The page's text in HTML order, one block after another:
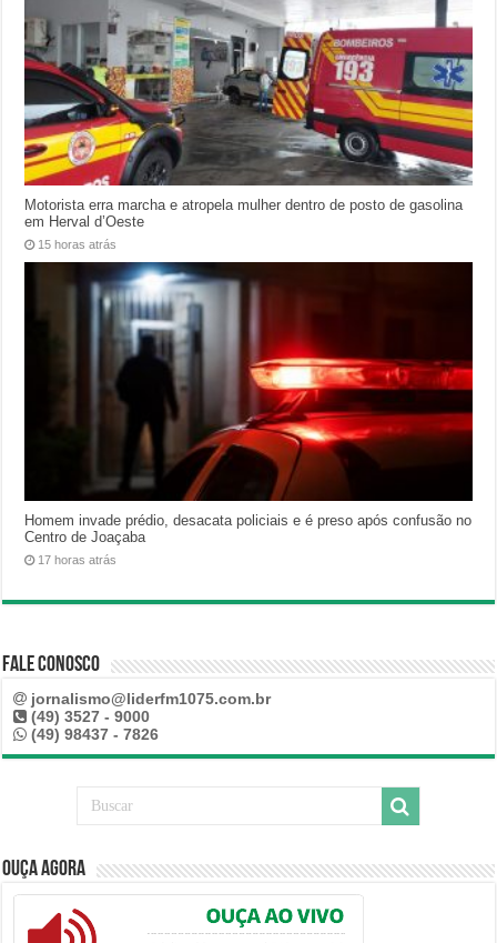
Motorista erra marcha e atropela mulher dentro de posto de gasolina
em Herval d’Oeste
15 horas atrás
Homem invade prédio, desacata policiais e é preso após confusão no
Centro de Joaçaba
17 horas atrás
Fale Conosco
jornalismo@liderfm1075.com.br
(49) 3527 - 9000
(49) 98437 - 7826
Ouça Agora